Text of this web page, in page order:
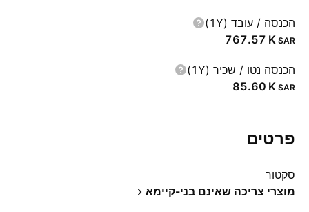
הכנסה / עובד (1Y)
‪767.57 K‬ SAR
הכנסה נטו / שכיר (1Y)
‪85.60 K‬ SAR
פרטים
סקטור
מוצרי צריכה שאינם בני-קיימא